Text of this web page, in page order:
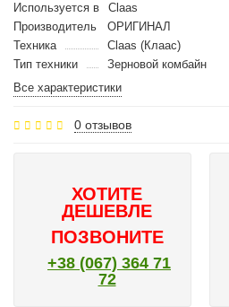
Используется в
Claas
Производитель
ОРИГИНАЛ
Техника
Claas (Клаас)
Тип техники
Зерновой комбайн
Все характеристики
0 отзывов
ХОТИТЕ
ДЕШЕВЛЕ
ПОЗВОНИТЕ
+38 (067) 364 71
72